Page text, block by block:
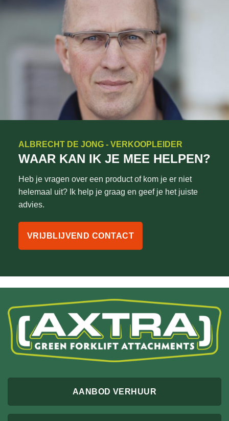
ALBRECHT DE JONG - VERKOOPLEIDER
WAAR KAN IK JE MEE HELPEN?
Heb je vragen over een product of kom je er niet
helemaal uit? Ik help je graag en geef je het juiste
advies.
VRIJBLIJVEND CONTACT
AANBOD VERHUUR